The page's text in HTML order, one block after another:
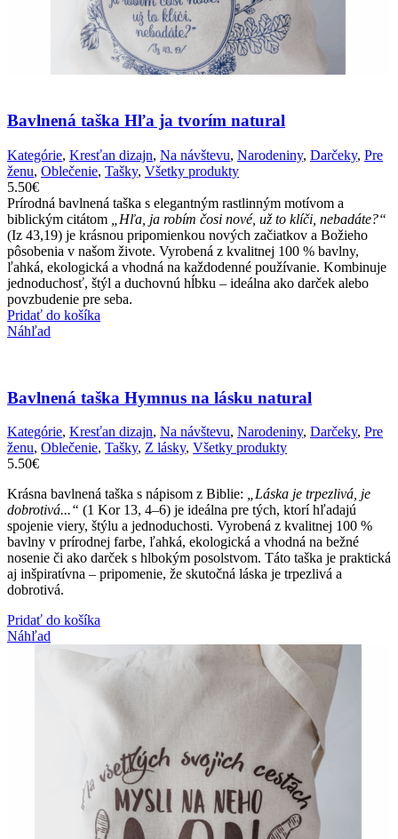
Bavlnená taška Hľa ja tvorím natural
Kategórie, Kresťan dizajn, Na návštevu, Narodeniny, Darčeky, Pre
ženu, Oblečenie, Tašky, Všetky produkty
5.50€
Prírodná bavlnená taška s elegantným rastlinným motívom a
biblickým citátom
„Hľa, ja robím čosi nové, už to klíči, nebadáte?“
(Iz 43,19) je krásnou pripomienkou nových začiatkov a Božieho
pôsobenia v našom živote. Vyrobená z kvalitnej 100 % bavlny,
ľahká, ekologická a vhodná na každodenné používanie. Kombinuje
jednoduchosť, štýl a duchovnú hĺbku – ideálna ako darček alebo
povzbudenie pre seba.
Pridať do košíka
Náhľad
Bavlnená taška Hymnus na lásku natural
Kategórie, Kresťan dizajn, Na návštevu, Narodeniny, Darčeky, Pre
ženu, Oblečenie, Tašky, Z lásky, Všetky produkty
5.50€
Krásna bavlnená taška s nápisom z Biblie:
„Láska je trpezlivá, je
dobrotivá...“ (1 Kor 13, 4–6) je ideálna pre tých, ktorí hľadajú
spojenie viery, štýlu a jednoduchosti. Vyrobená z kvalitnej 100 %
bavlny v prírodnej farbe, ľahká, ekologická a vhodná na bežné
nosenie či ako darček s hlbokým posolstvom. Táto taška je praktická
aj inšpiratívna – pripomenie, že skutočná láska je trpezlivá a
dobrotivá.
Pridať do košíka
Náhľad